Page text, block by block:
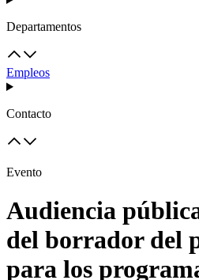
Departamentos
Empleos
Contacto
Evento
Audiencia
del borrador del
para los